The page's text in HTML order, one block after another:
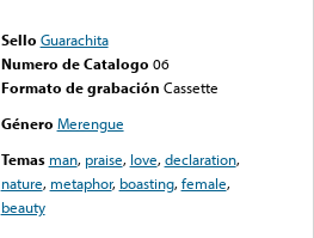
Sello Guarachita
Numero de Catalogo 06
Formato de grabación Cassette
Género Merengue
Temas man, praise, love,declaration,
nature, metaphor, boasting,female,
beauty